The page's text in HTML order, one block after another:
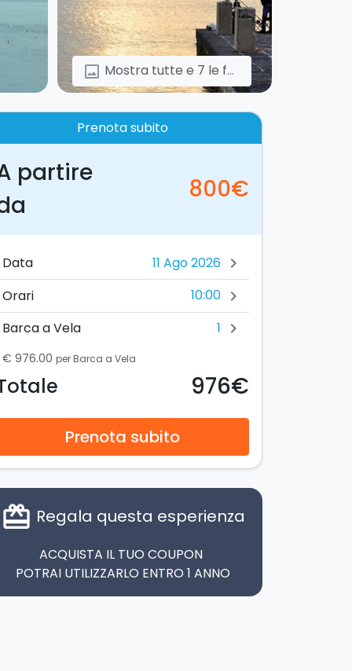
image Mostra tutte e 7 le foto
Prenota subito
partire
800€
Data chevron_right
Orari 10:00 chevron_right
Barca a Vela 1 chevron_right
€ 976.00 per Barca a Vela
976€
Prenota subito
card_giftcard Regala questa esperienza
ACQUISTA IL TUO COUPON
POTRAI UTILIZZARLO ENTRO 1 ANNO